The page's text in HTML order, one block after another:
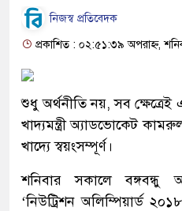
নিজস্ব প্রতিবেদক
প্রকাশিত : ০২:৫১:৩৯ অপরাহ্ন,
শুধু অর্থনীতি নয়, সব ক্ষেত্রেই
খাদ্যমন্ত্রী অ্যাডভোকেট
খাদ্যে স্বয়ংসম্পূর্ণ।
শনিবার সকালে বঙ্গবন্ধু
‘নিউট্রিশন অলিম্পিয়ার্ড